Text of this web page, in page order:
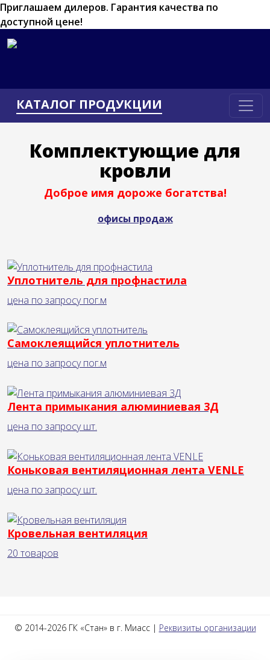
Приглашаем дилеров. Гарантия качества по
доступной цене!
КАТАЛОГ ПРОДУКЦИИ
Комплектующие для
кровли
Доброе имя дороже богатства!
офисы продаж
Уплотнитель для профнастила
цена по запросу пог.м
Cамоклеящийся уплотнитель
цена по запросу пог.м
Лента примыкания алюминиевая 3Д
цена по запросу шт.
Коньковая вентиляционная лента VENLE
цена по запросу шт.
Кровельная вентиляция
20 товаров
© 2014-2026 ГК «Стан» в г. Миасс | Реквизиты организации